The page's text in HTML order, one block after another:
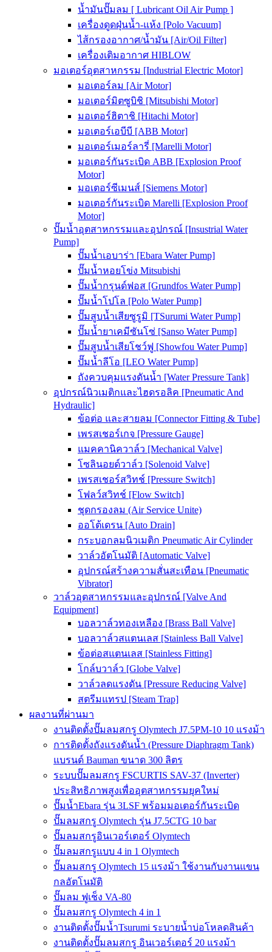
น้ำมันปั๊มลม [ Lubricant Oil Air Pump ]
เครื่องดูดฝุ่นน้ำ-แห้ง [Polo Vacuum]
ไส้กรองอากาศ/น้ำมัน [Air/Oil Filter]
เครื่องเติมอากาศ HIBLOW
มอเตอร์อุตสาหกรรม [Industrial Electric Motor]
มอเตอร์ลม [Air Motor]
มอเตอร์มิตซูบิชิ [Mitsubishi Motor]
มอเตอร์ฮิตาชิ [Hitachi Motor]
มอเตอร์เอบีบี [ABB Motor]
มอเตอร์เมอร์ลารี่ [Marelli Motor]
มอเตอร์กันระเบิด ABB [Explosion Proof
Motor]
มอเตอร์ซีเมนส์ [Siemens Motor]
มอเตอร์กันระเบิด Marelli [Explosion Proof
Motor]
ปั๊มน้ำอุตสาหกรรมและอุปกรณ์ [Insustrial Water
Pump]
ปั๊มน้ำเอบาร่า [Ebara Water Pump]
ปั๊มน้ำหอยโข่ง Mitsubishi
ปั๊มน้ำกรุนด์ฟอส [Grundfos Water Pump]
ปั๊มน้ำโปโล [Polo Water Pump]
ปั๊มสูบน้ำเสียซูรูมิ [TSurumi Water Pump]
ปั๊มน้ำยาเคมีซันโซ่ [Sanso Water Pump]
ปั๊มสูบน้ำเสียโชว์ฟู [Showfou Water Pump]
ปั๊มน้ำลีโอ [LEO Water Pump]
ถังควบคุมแรงดันน้ำ [Water Pressure Tank]
อุปกรณ์นิวเมติกและไฮดรอลิค [Pneumatic And
Hydraulic]
ข้อต่อ และสายลม [Connector Fitting & Tube]
เพรสเชอร์เกจ [Pressure Gauge]
แมคคานิควาล์ว [Mechanical Valve]
โซลินอยด์วาล์ว [Solenoid Valve]
เพรสเชอร์สวิทช์ [Pressure Switch]
โฟลว์สวิทช์ [Flow Switch]
ชุดกรองลม (Air Service Unite)
ออโต้เดรน [Auto Drain]
กระบอกลมนิวเมติก Pneumatic Air Cylinder
วาล์วอัตโนมัติ [Automatic Valve]
อุปกรณ์สร้างความสั่นสะเทือน [Pneumatic
Vibrator]
วาล์วอุตสาหกรรมและอุปกรณ์ [Valve And
Equipment]
บอลวาล์วทองเหลือง [Brass Ball Valve]
บอลวาล์วสแตนเลส [Stainless Ball Valve]
ข้อต่อสแตนเลส [Stainless Fitting]
โกล์บวาล์ว [Globe Valve]
วาล์วลดแรงดัน [Pressure Reducing Valve]
สตรีมแทรป [Steam Trap]
ผลงานที่ผ่านมา
งานติดตั้งปั๊มลมสกรู Olymtech J7.5PM-10 10 แรงม้า
การติดตั้งถังแรงดันน้ำ (Pressure Diaphragm Tank)
แบรนด์ Bauman ขนาด 300 ลิตร
ระบบปั๊มลมสกรู FSCURTIS SAV-37 (Inverter)
ประสิทธิภาพสูงเพื่ออุตสาหกรรมยุคใหม่
ปั๊มน้ำEbara รุ่น 3LSF พร้อมมอเตอร์กันระเบิด
ปั๊มลมสกรู Olymtech รุ่น J7.5CTG 10 bar
ปั๊มลมสกรูอินเวอร์เตอร์ Olymtech
ปั๊มลมสกรูแบบ 4 in 1 Olymtech
ปั๊มลมสกรู Olymtech 15 แรงม้า ใช้งานกับงานแขน
กลอัตโนมัติ
ปั๊มลม ฟูเช็ง VA-80
ปั๊มลมสกรู Olymtech 4 in 1
งานติดตั้งปั๊มน้ำTsurumi ระบายน้ำบ่อโหลดสินค้า
งานติดตั้งปั๊มลมสกรู อินเวอร์เตอร์ 20 แรงม้า